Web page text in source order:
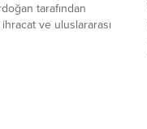
tarafından
ve uluslararası
için dikkat
Finans Merkezi